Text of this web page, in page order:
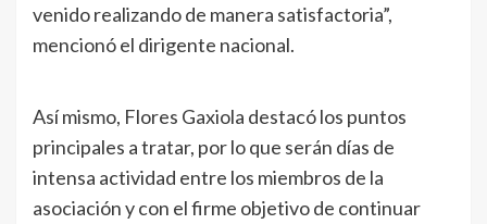
venido realizando de manera satisfactoria”,
mencionó el dirigente nacional.
Así mismo, Flores Gaxiola destacó los puntos
principales a tratar, por lo que serán días de
intensa actividad entre los miembros de la
asociación y con el firme objetivo de continuar